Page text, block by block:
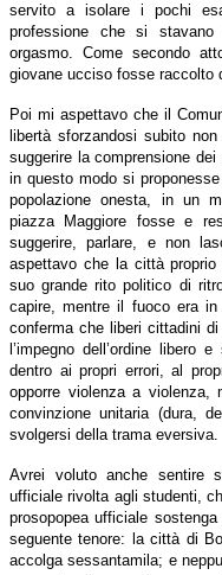
servito a isolare i pochi
professione che si
orgasmo. Come secondo
giovane ucciso fosse raccolto
Poi mi aspettavo che il
libertà sforzandosi subito
suggerire la comprensione
in questo modo si
popolazione onesta, in un
piazza Maggiore fosse e
suggerire, parlare, e non
aspettavo che la città
suo grande rito politico di
capire, mentre il fuoco era
conferma che liberi cittadini
l’impegno dell’ordine libero
dentro ai propri errori, al
opporre violenza a
convinzione unitaria (dura,
svolgersi della trama eversiva.
Avrei voluto anche sentire
ufficiale rivolta agli studenti,
prosopopea ufficiale
seguente tenore: la città di
accolga sessantamila; e